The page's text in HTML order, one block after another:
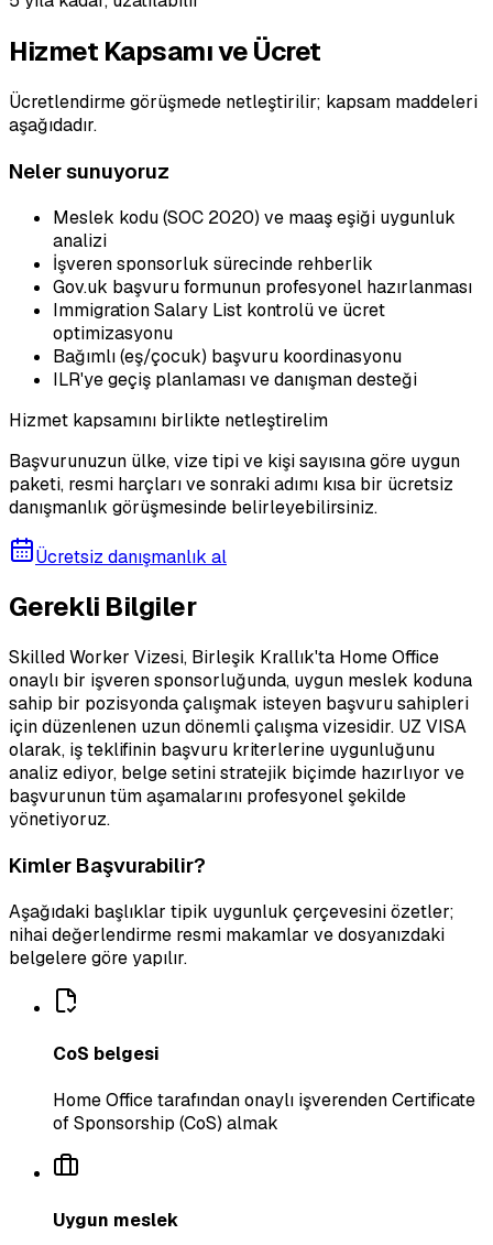
Hizmet Kapsamı ve Ücret
Ücretlendirme görüşmede netleştirilir; kapsam maddeleri
aşağıdadır.
Neler sunuyoruz
Meslek kodu (SOC 2020) ve maaş eşiği uygunluk
analizi
İşveren sponsorluk sürecinde rehberlik
Gov.uk başvuru formunun profesyonel hazırlanması
Immigration Salary List kontrolü ve ücret
optimizasyonu
Bağımlı (eş/çocuk) başvuru koordinasyonu
ILR'ye geçiş planlaması ve danışman desteği
Hizmet kapsamını birlikte netleştirelim
Başvurunuzun ülke, vize tipi ve kişi sayısına göre uygun
paketi, resmi harçları ve sonraki adımı kısa bir ücretsiz
danışmanlık görüşmesinde belirleyebilirsiniz.
Ücretsiz danışmanlık al
Gerekli Bilgiler
Skilled Worker Vizesi, Birleşik Krallık'ta Home Office
onaylı bir işveren sponsorluğunda, uygun meslek koduna
sahip bir pozisyonda çalışmak isteyen başvuru sahipleri
için düzenlenen uzun dönemli çalışma vizesidir. UZ VISA
olarak, iş teklifinin başvuru kriterlerine uygunluğunu
analiz ediyor, belge setini stratejik biçimde hazırlıyor ve
başvurunun tüm aşamalarını profesyonel şekilde
yönetiyoruz.
Kimler Başvurabilir?
Aşağıdaki başlıklar tipik uygunluk çerçevesini özetler;
nihai değerlendirme resmi makamlar ve dosyanızdaki
belgelere göre yapılır.
CoS belgesi
Home Office tarafından onaylı işverenden Certificate
of Sponsorship (CoS) almak
Uygun meslek